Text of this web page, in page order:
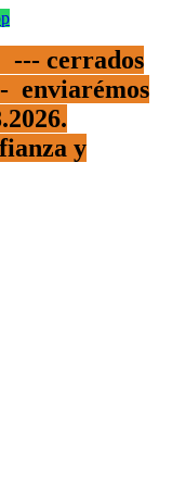
--- cerrados
enviarémos
y